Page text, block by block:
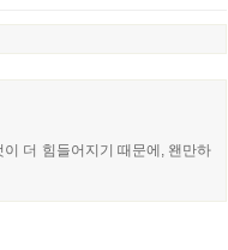
더 힘들어지기 때문에, 왠만하